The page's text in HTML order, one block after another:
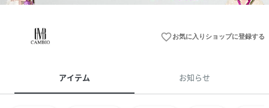
favorite_borderお気に入りショップに登録する
アイテム お知らせ